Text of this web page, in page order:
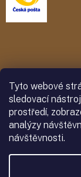
Tyto webové
sledovací
prostředí,
analýzy
návštěvnosti.